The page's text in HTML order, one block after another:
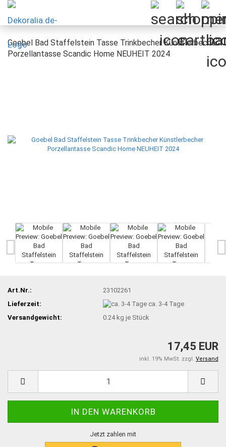
Goebel Bad Staffelstein Tasse Trinkbecher Künstlerbecher
Porzellantasse Scandic Home NEUHEIT 2024
Art.Nr.:
23102261
Lieferzeit:
ca. 3-4 Tage
Versandgewicht:
0.24kg je Stück
17,45 EUR
inkl. 19% MwSt. zzgl. Versand
Jetzt zahlen mit